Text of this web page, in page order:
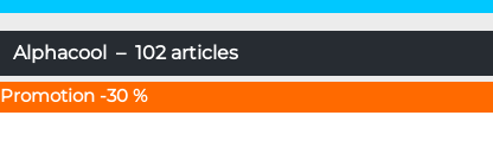
Alphacool – 102 articles
Promotion -30 %